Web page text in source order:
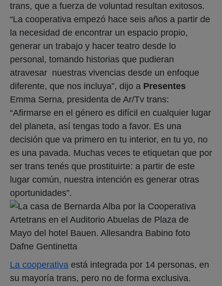
trans, que a fuerza de voluntad resultan exitosos.
“La cooperativa empezó hace seis años a partir de
la necesidad de encontrar un espacio propio,
generar un trabajo y hacer teatro desde lo
personal, tomando historias que pudieran
atravesar nuestras vivencias desde un enfoque
diferente, que nos incluya”, dijo a Presentes
Emma Serna, presidenta de Ar/Tv trans:
“Afirmarse en el género es difícil en cualquier lugar
del planeta, así tengas todo a favor. Es una
decisión que va primero en tu interior, en tu yo, no
es una pavada. Muchas veces te etiquetan que por
ser trans tenés que prostituirte: a partir de este
lugar común, nuestra intención es generar otras
oportunidades”.
La cooperativa está integrada por 14 personas, en
su mayoría trans, pero no de forma exclusiva.